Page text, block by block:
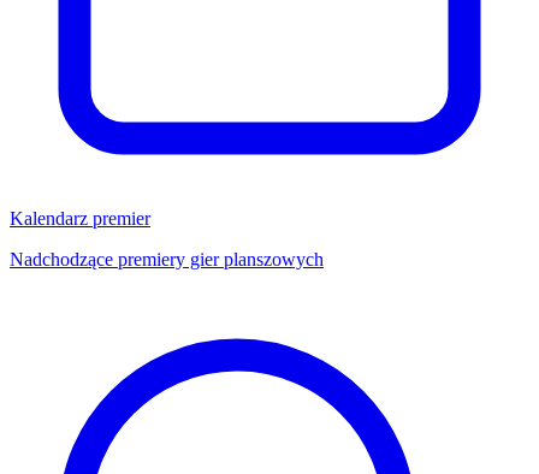
Kalendarz premier
Nadchodzące premiery gier planszowych